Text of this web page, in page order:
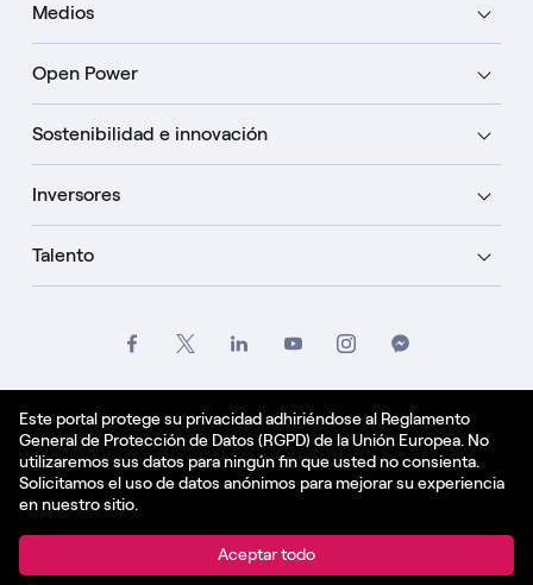
Este portal protege su privacidad adhiriéndose al Reglamento
General de Protección de Datos (RGPD) de la Unión Europea. No
utilizaremos sus datos para ningún fin que usted no consienta.
Solicitamos el uso de datos anónimos para mejorar su experiencia
en nuestro sitio.
Aceptar todo
Medios
Open Power
Sostenibilidad e innovación
Inversores
Talento
Política de cookies
Español - ES
© Enel Spa All Rights Reserved Enel Spa VAT code